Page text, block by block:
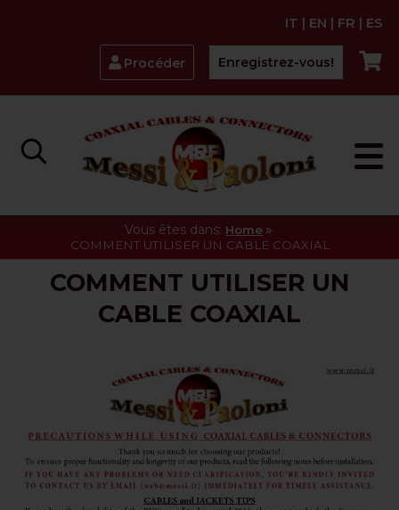
IT | EN | FR | ES
Procéder Enregistrez-vous!
Vous êtes dans: Home »
COMMENT UTILISER UN CABLE COAXIAL
COMMENT UTILISER UN
CABLE COAXIAL